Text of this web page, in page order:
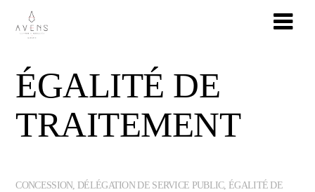
ÉGALITÉ DE
TRAITEMENT
CONCESSION, DÉLÉGATION DE SERVICE PUBLIC, ÉGALITÉ DE